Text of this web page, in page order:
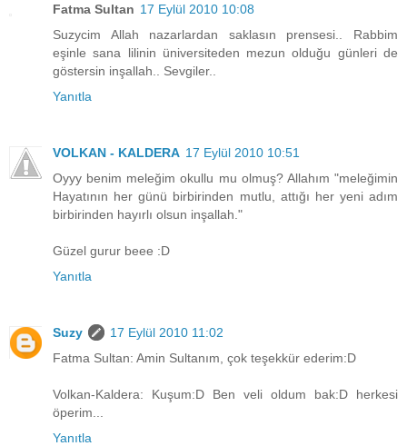
Fatma Sultan 17 Eylül 2010 10:08
Suzycim Allah nazarlardan saklasın prensesi.. Rabbim
eşinle sana lilinin üniversiteden mezun olduğu günleri de
göstersin inşallah.. Sevgiler..
Yanıtla
VOLKAN - KALDERA 17 Eylül 2010 10:51
Oyyy benim meleğim okullu mu olmuş? Allahım "meleğimin
Hayatının her günü birbirinden mutlu, attığı her yeni adım
birbirinden hayırlı olsun inşallah."
Güzel gurur beee :D
Yanıtla
Suzy
17 Eylül 2010 11:02
Fatma Sultan: Amin Sultanım, çok teşekkür ederim:D
Volkan-Kaldera: Kuşum:D Ben veli oldum bak:D herkesi
öperim...
Yanıtla